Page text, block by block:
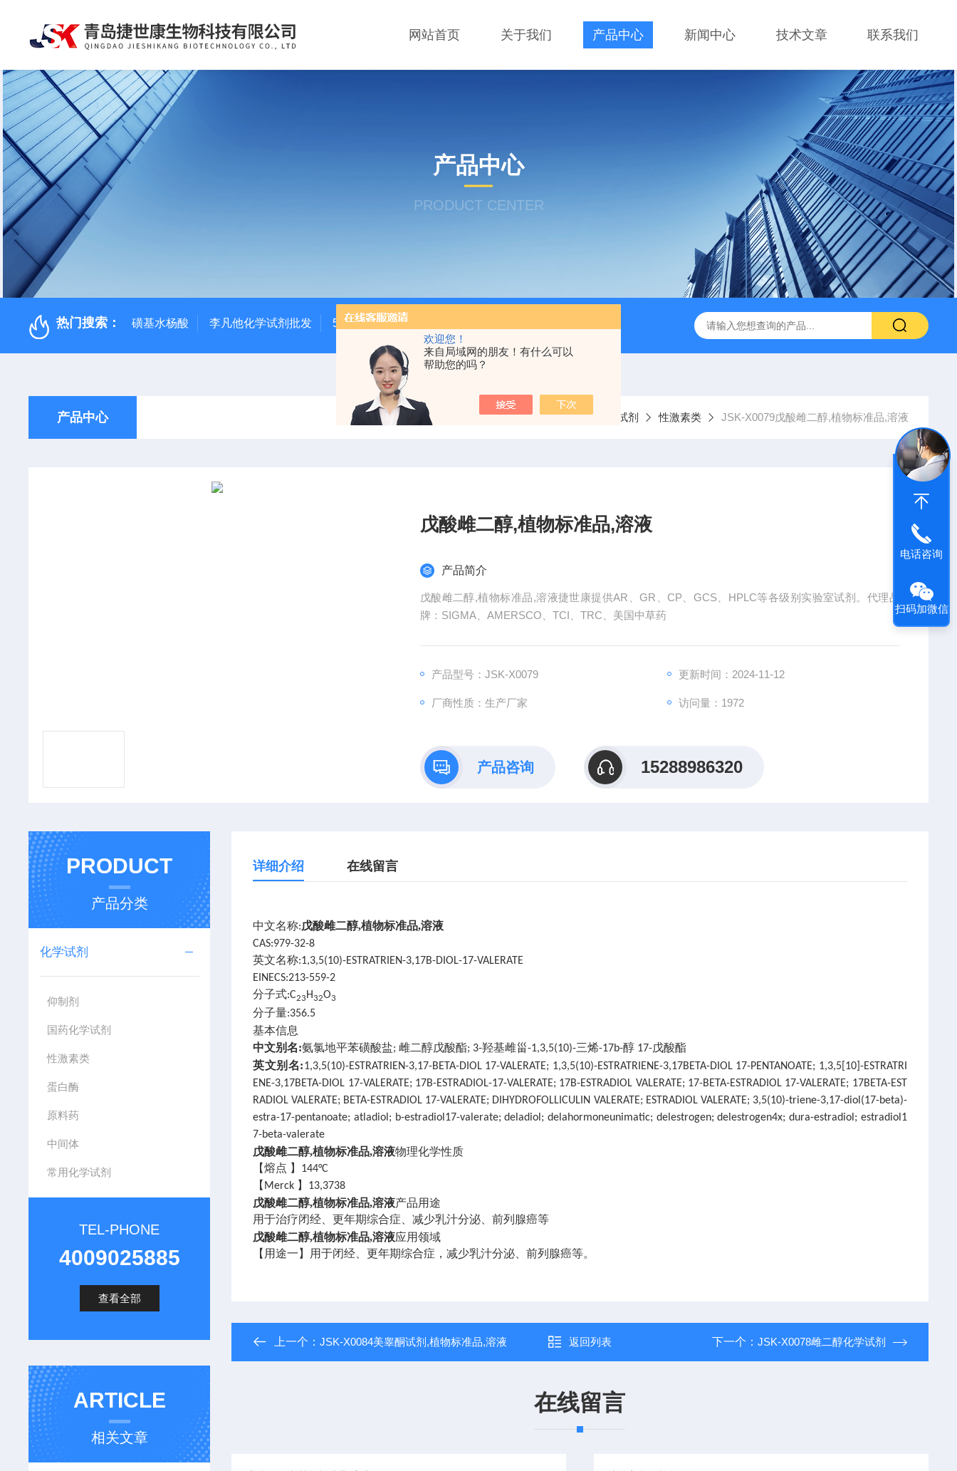
欢迎您！
来自局域网的朋友！有什么可以
帮助您的吗？
网站首页 关于我们 产品中心 新闻中心 技术文章 联系我们
产品中心
PRODUCT CENTER
热门搜索： 磺基水杨酸 李凡他化学试剂批发 500次MTS细胞增殖与细胞毒性检测试剂盒 48t/96t国产ELISA试剂盒,免费代测
产品中心 当前位置：首页 产品中心 化学试剂 性激素类 JSK-X0079戊酸雌二醇,植物标准品,溶液
戊酸雌二醇,植物标准品,溶液
产品简介
戊酸雌二醇,植物标准品,溶液捷世康提供AR、GR、CP、GCS、HPLC等各级别实验室试剂。代理品
牌：SIGMA、AMERSCO、TCI、TRC、美国中草药
产品型号：JSK-X0079 更新时间：2024-11-12
厂商性质：生产厂家 访问量：1972
产品咨询 15288986320
详细介绍 在线留言
中文名称:戊酸雌二醇,植物标准品,溶液
CAS:979-32-8
英文名称:1,3,5(10)-ESTRATRIEN-3,17B-DIOL-17-VALERATE
EINECS:213-559-2
分子式:C23 H32O3
分子量:356.5
基本信息
中文别名:氨氯地平苯磺酸盐; 雌二醇戊酸酯; 3-羟基雌甾-1,3,5(10)-三烯-17b-醇 17-戊酸酯
英文别名:1,3,5(10)-ESTRATRIEN-3,17-BETA-DIOL 17-VALERATE; 1,3,5(10)-ESTRATRIENE-3,17BETA-DIOL 17-PENTANOATE; 1,3,5[10]-ESTRATRI
ENE-3,17BETA-DIOL 17-VALERATE; 17B-ESTRADIOL-17-VALERATE; 17B-ESTRADIOL VALERATE; 17-BETA-ESTRADIOL 17-VALERATE; 17BETA-EST
RADIOL VALERATE; BETA-ESTRADIOL 17-VALERATE; DIHYDROFOLLICULIN VALERATE; ESTRADIOL VALERATE; 3,5(10)-triene-3,17-diol(17-beta)-
estra-17-pentanoate; atladiol; b-estradiol17-valerate; deladiol; delahormoneunimatic; delestrogen; delestrogen4x; dura-estradiol; estradiol1
7-beta-valerate
戊酸雌二醇,植物标准品,溶液物理化学性质
【熔点 】144°C
【Merck 】13,3738
戊酸雌二醇,植物标准品,溶液产品用途
用于治疗闭经、更年期综合症、减少乳汁分泌、前列腺癌等
戊酸雌二醇,植物标准品,溶液应用领域
【用途一】用于闭经、更年期综合症，减少乳汁分泌、前列腺癌等。
上一个：JSK-X0084美睾酮试剂,植物标准品,溶液 返回列表 下一个： JSK-X0078雌二醇化学试剂
在线留言
PRODUCT
产品分类
化学试剂
仰制剂
国药化学试剂
性激素类
蛋白酶
原料药
中间体
常用化学试剂
TEL-PHONE
4009025885
查看全部
ARTICLE
相关文章
电话咨询
扫码加微信